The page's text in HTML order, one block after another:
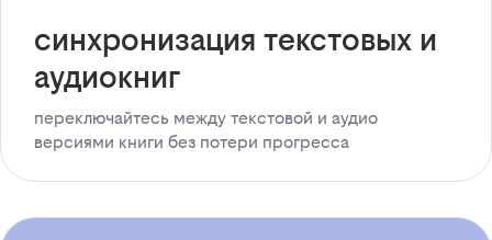
синхронизация текстовых и
аудиокниг
переключайтесь между текстовой и аудио
версиями книги без потери прогресса